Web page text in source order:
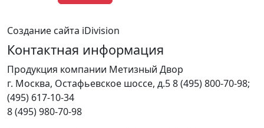
Создание сайта iDivision
Контактная информация
Продукция компании Метизный Двор
г. Москва, Остафьевское шоссе, д.58 (495) 800-70-98;
(495) 617-10-34
8 (495) 980-70-98